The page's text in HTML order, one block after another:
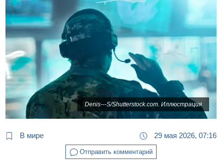
Denis---S/Shutterstock.com. Иллюстрация
В мире 29 мая 2026, 07:16
Отправить комментарий